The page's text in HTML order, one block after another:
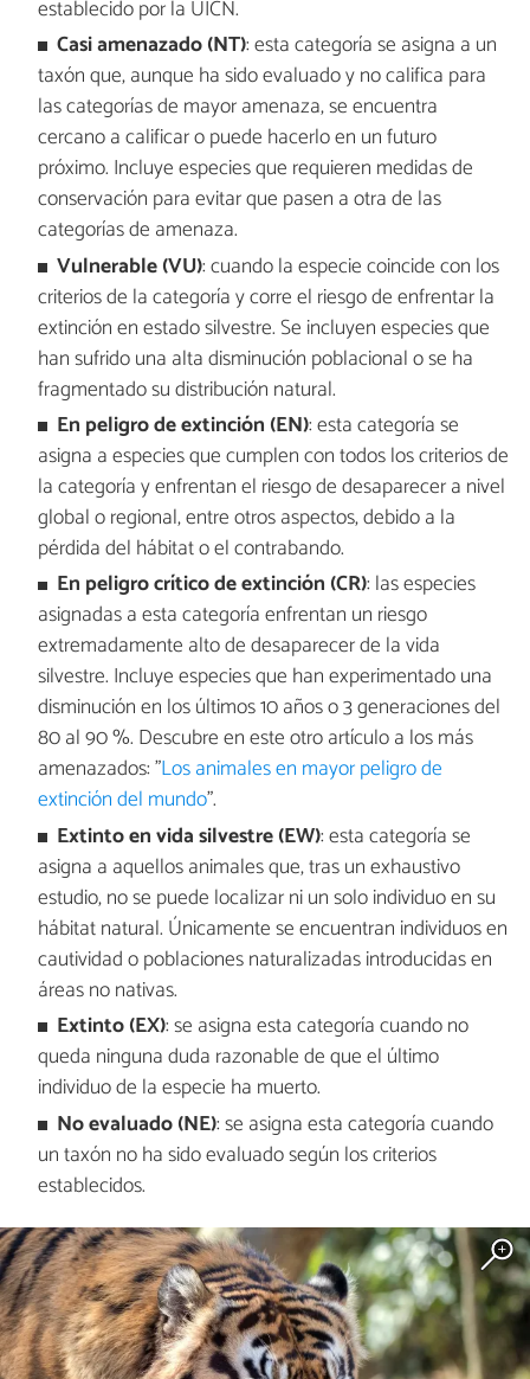
establecido por la UICN.
Casi amenazado (NT): esta categoría se asigna a un
taxón que, aunque ha sido evaluado y no califica para
las categorías de mayor amenaza, se encuentra
cercano a calificar o puede hacerlo en un futuro
próximo. Incluye especies que requieren medidas de
conservación para evitar que pasen a otra de las
categorías de amenaza.
Vulnerable (VU): cuando la especie coincide con los
criterios de la categoría y corre el riesgo de enfrentar la
extinción en estado silvestre. Se incluyen especies que
han sufrido una alta disminución poblacional o se ha
fragmentado su distribución natural.
En peligro de extinción (EN): esta categoría se
asigna a especies que cumplen con todos los criterios de
la categoría y enfrentan el riesgo de desaparecer a nivel
global o regional, entre otros aspectos, debido a la
pérdida del hábitat o el contrabando.
En peligro crítico de extinción (CR): las especies
asignadas a esta categoría enfrentan un riesgo
extremadamente alto de desaparecer de la vida
silvestre. Incluye especies que han experimentado una
disminución en los últimos 10 años o 3 generaciones del
80 al 90 %. Descubre en este otro artículo a los más
amenazados: "Los animales en mayor peligro de
extinción del mundo".
Extinto en vida silvestre (EW): esta categoría se
asigna a aquellos animales que, tras un exhaustivo
estudio, no se puede localizar ni un solo individuo en su
hábitat natural. Únicamente se encuentran individuos en
cautividad o poblaciones naturalizadas introducidas en
áreas no nativas.
Extinto (EX): se asigna esta categoría cuando no
queda ninguna duda razonable de que el último
individuo de la especie ha muerto.
No evaluado (NE): se asigna esta categoría cuando
un taxón no ha sido evaluado según los criterios
establecidos.